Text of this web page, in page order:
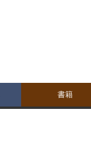
書籍